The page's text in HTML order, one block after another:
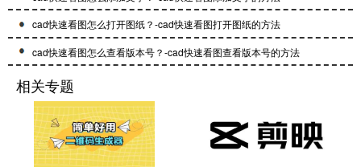
cad快速看图怎么打开图纸？-cad快速看图打开图纸的方法
cad快速看图怎么查看版本号？-cad快速看图查看版本号的方法
相关专题